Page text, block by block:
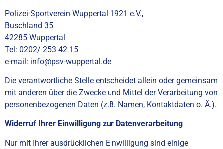
Polizei-Sportverein Wuppertal 1921 e.V.,
Buschland 35
42285 Wuppertal
Tel: 0202/ 253 42 15
e-mail: info@psv-wuppertal.de
Die verantwortliche Stelle entscheidet allein oder gemeinsam
mit anderen über die Zwecke und Mittel der Verarbeitung von
personenbezogenen Daten (z.B. Namen, Kontaktdaten o. Ä.).
Widerruf Ihrer Einwilligung zur Datenverarbeitung
Nur mit Ihrer ausdrücklichen Einwilligung sind einige